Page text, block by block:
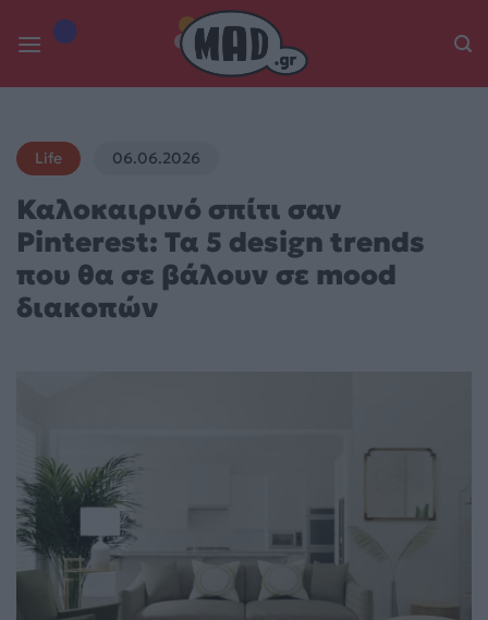
Life 06.06.2026
Καλοκαιρινό σπίτι σαν
Pinterest: Τα 5 design trends
που θα σε βάλουν σε mood
διακοπών